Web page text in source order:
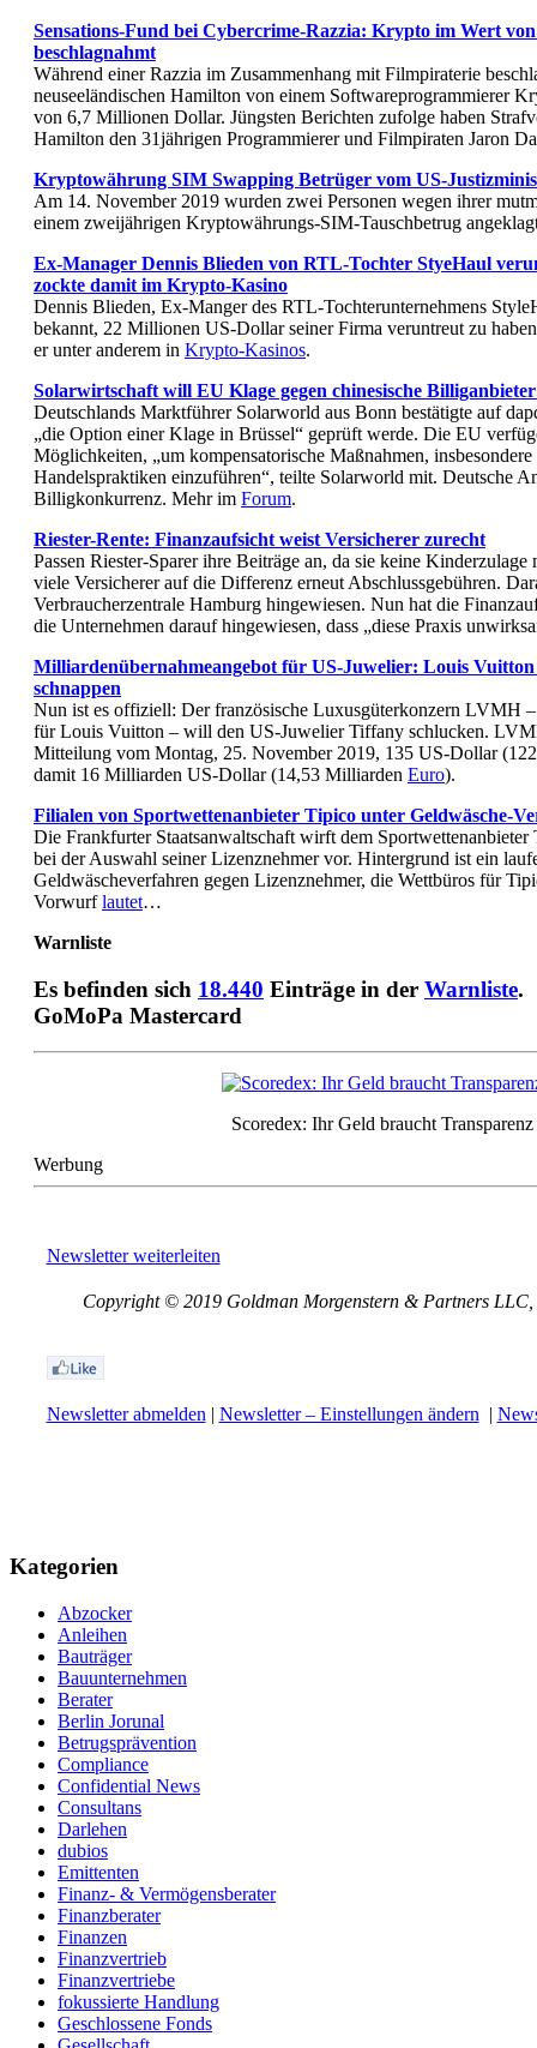
Sensations-Fund bei Cybercrime-Razzia: Krypto im Wert
beschlagnahmt
Während einer Razzia im Zusammenhang mit Filmpiraterie
neuseeländischen Hamilton von einem Softwareprogrammierer
von 6,7 Millionen Dollar. Jüngsten Berichten zufolge haben
Hamilton den 31jährigen Programmierer und Filmpiraten Jaron
Kryptowährung SIM Swapping Betrüger vom US-
Am 14. November 2019 wurden zwei Personen wegen ihrer
einem zweijährigen Kryptowährungs-SIM-Tauschbetrug
Ex-Manager Dennis Blieden von RTL-Tochter StyeHaul
zockte damit im Krypto-Kasino
Dennis Blieden, Ex-Manger des RTL-Tochterunternehmens
bekannt, 22 Millionen US-Dollar seiner Firma veruntreut zu
er unter anderem in Krypto-Kasinos.
Solarwirtschaft will EU Klage gegen chinesische
Deutschlands Marktführer Solarworld aus Bonn bestätigte auf
„die Option einer Klage in Brüssel“ geprüft werde. Die EU
Möglichkeiten, „um kompensatorische Maßnahmen,
Handelspraktiken einzuführen“, teilte Solarworld mit. Deutsche
Billigkonkurrenz. Mehr im Forum.
Riester-Rente: Finanzaufsicht weist Versicherer zurecht
Passen Riester-Sparer ihre Beiträge an, da sie keine Kinderzulage
viele Versicherer auf die Differenz erneut Abschlussgebühren.
Verbraucherzentrale Hamburg hingewiesen. Nun hat die
die Unternehmen darauf hingewiesen, dass „diese Praxis
Milliardenübernahmeangebot für US-Juwelier: Louis
schnappen
Nun ist es offiziell: Der französische Luxusgüterkonzern LVMH
für Louis Vuitton – will den US-Juwelier Tiffany schlucken.
Mitteilung vom Montag, 25. November 2019, 135 US-Dollar
damit 16 Milliarden US-Dollar (14,53 Milliarden Euro).
Filialen von Sportwettenanbieter Tipico unter Geldwäsche-
Die Frankfurter Staatsanwaltschaft wirft dem
bei der Auswahl seiner Lizenznehmer vor. Hintergrund ist ein
Geldwäscheverfahren gegen Lizenznehmer, die Wettbüros für
Vorwurflautet…
Warnliste
Es befinden sich 18.440 Einträge in der Warnliste.
GoMoPa Mastercard
Scoredex: Ihr Geld braucht Transparenz
Werbung
Newsletter weiterleiten
Copyright © 2019 Goldman Morgenstern & Partners LLC,
Newsletter abmelden | Newsletter – Einstellungen ändern |
Kategorien
Abzocker
Anleihen
Bauträger
Bauunternehmen
Berater
Berlin Jorunal
Betrugsprävention
Compliance
Confidential News
Consultans
Darlehen
dubios
Emittenten
Finanz- & Vermögensberater
Finanzberater
Finanzen
Finanzvertrieb
Finanzvertriebe
fokussierte Handlung
Geschlossene Fonds